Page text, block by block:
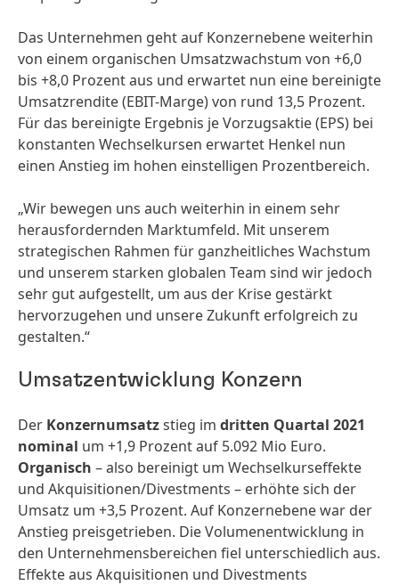
Das Unternehmen geht auf Konzern­ebene weiterhin
von einem organischen Umsatz­wachstum von +6,0
bis +8,0 Prozent aus und erwartet nun eine bereinigte
Umsatz­rendite (EBIT-Marge) von rund 13,5 Prozent.
Für das bereinigte Ergebnis je Vorzugsaktie (EPS) bei
konstanten Wechsel­kursen erwartet Henkel nun
einen Anstieg im hohen einstelligen Prozent­bereich.
„Wir bewegen uns auch weiterhin in einem sehr
heraus­fordernden Marktumfeld. Mit unserem
strategischen Rahmen für ganzheitliches Wachstum
und unserem starken globalen Team sind wir jedoch
sehr gut aufgestellt, um aus der Krise gestärkt
hervorzugehen und unsere Zukunft erfolgreich zu
gestalten.“
Umsatzentwicklung Konzern
Der Konzern­umsatzstieg im dritten Quartal 2021
nominal um +1,9 Prozent auf 5.092 Mio Euro.
Organisch – also bereinigt um Wechsel­kurseffekte
und Akquisitionen/­Divestments – erhöhte sich der
Umsatz um +3,5 Prozent. Auf Konzern­ebene war der
Anstieg preisgetrieben. Die Volumen­entwicklung in
den Unternehmens­bereichen fiel unterschiedlich aus.
Effekte aus Akquisitionen und Divestments